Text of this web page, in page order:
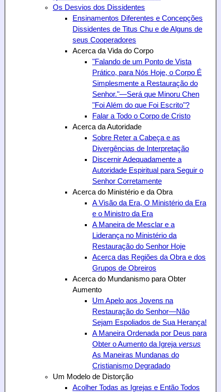
Os Desvios dos Dissidentes
Ensinamentos Diferentes e Concepções
Dissidentes de Titus Chu e de Alguns de
seus Cooperadores
Acerca da Vida do Corpo
"Falando de um Ponto de Vista
Prático, para Nós Hoje, o Corpo É
Simplesmente a Restauração do
Senhor."—Será que Minoru Chen
"Foi Além do que Foi Escrito"?
Falar a Todo o Corpo de Cristo
Acerca da Autoridade
Sobre Reter a Cabeça e as
Divergências de Interpretação
Discernir Adequadamente a
Autoridade Espiritual para Seguir o
Senhor Corretamente
Acerca do Ministério e da Obra
A Visão da Era, O Ministério da Era
e o Ministro da Era
A Maneira de Mesclar e a
Liderança no Ministério da
Restauração do Senhor Hoje
Acerca das Regiões da Obra e dos
Grupos de Obreiros
Acerca do Mundanismo para Obter
Aumento
Um Apelo aos Jovens na
Restauração do Senhor—Não
Sejam Espoliados de Sua Herança!
A Maneira Ordenada por Deus para
Obter o Aumento da Igreja versus
As Maneiras Mundanas do
Cristianismo Degradado
Um Modelo de Distorção
Acolher Todas as Igrejas e Então Todos